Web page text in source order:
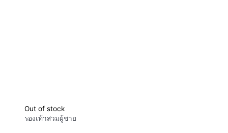
Out of stock
รองเท้าสวมผู้ชาย